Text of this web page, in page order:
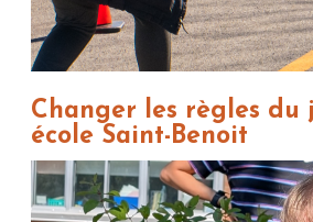
Changer les règles du
école Saint-Benoit